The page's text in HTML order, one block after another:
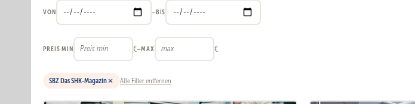
VON –BIS
PREIS MIN €–MAX €
SBZ Das SHK-Magazin Alle Filter entfernen